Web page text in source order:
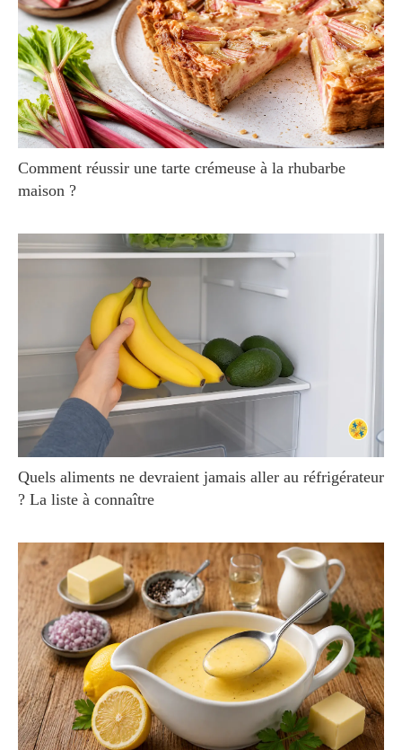
Comment réussir une tarte crémeuse à la rhubarbe
maison ?
Quels aliments ne devraient jamais aller au réfrigérateur
? La liste à connaître